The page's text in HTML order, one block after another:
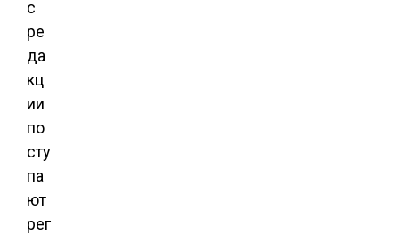
с
ре
да
кц
ии
по
сту
па
ют
рег